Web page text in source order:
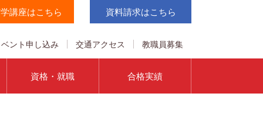
講座はこちら 資料請求はこちら
ント申し込み 交通アクセス 教職員募集
資格・就職 合格実績